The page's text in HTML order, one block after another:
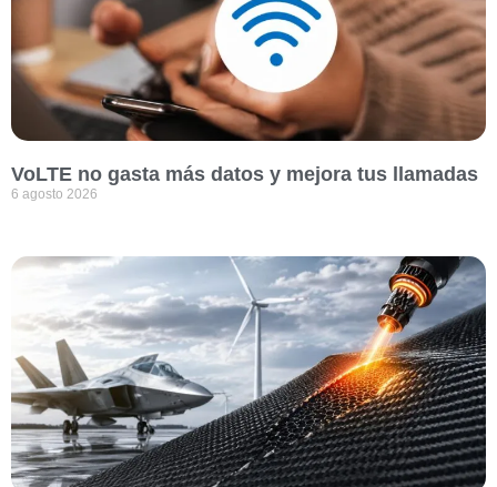
VoLTE no gasta más datos y mejora tus llamadas
6 agosto 2026